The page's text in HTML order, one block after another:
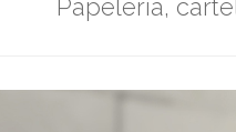
Papelería,